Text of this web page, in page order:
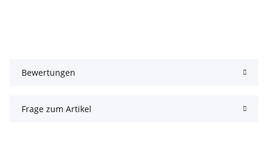
Bewertungen
Frage zum Artikel